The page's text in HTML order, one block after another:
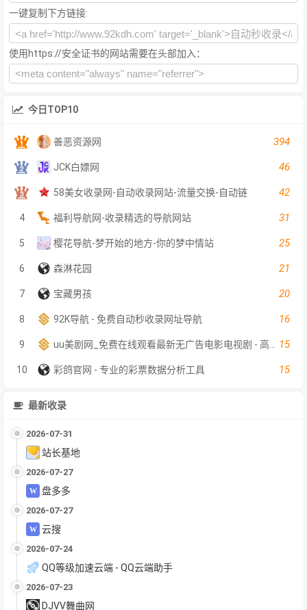
一键复制下方链接:
使用https://安全证书的网站需要在头部加入：
今日TOP10
善恶资源网 394
JCK白嫖网 46
58美女收录网-自动收录网站-流量交换-自动链 42
4 福利导航网-收录精选的导航网站 31
5 樱花导航-梦开始的地方-你的梦中情站 25
6 森淋花园 21
7 宝藏男孩 20
8 92K导航 - 免费自动秒收录网址导航 16
9 15
10 彩鸽官网 - 专业的彩票数据分析工具 15
最新收录
2026-07-31
站长基地
2026-07-27
盘多多
2026-07-27
云搜
2026-07-24
QQ等级加速云端 - QQ云端助手
2026-07-23
DJVV舞曲网